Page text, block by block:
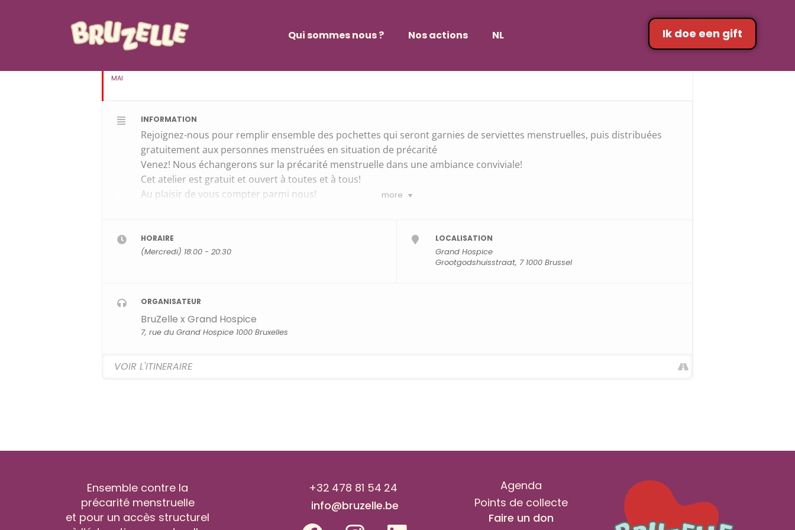
Qui sommes nous ? Nos actions NL Ik doe een gift
MAI 2026
20
MAI
more
INFORMATION
Rejoignez-nous pour remplir ensemble des pochettes qui seront garnies de serviettes menstruelles, puis distribuées
gratuitement aux personnes menstruées en situation de précarité
Venez! Nous échangerons sur la précarité menstruelle dans une ambiance conviviale!
Cet atelier est gratuit et ouvert à toutes et à tous!
Au plaisir de vous compter parmi nous!
HORAIRE
(Mercredi) 18:00 - 20:30
LOCALISATION
Grand Hospice
Grootgodshuisstraat, 7 1000 Brussel
ORGANISATEUR
BruZelle x Grand Hospice
7, rue du Grand Hospice 1000 Bruxelles
Ensemble contre la
précarité menstruelle
et pour un accès structurel
+32 478 81 54 24
info@bruzelle.be
Agenda
Points de collecte
Faire un don